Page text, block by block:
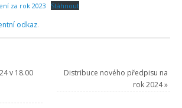
za rok 2023 Stáhnout
odkaz.
v 18.00
Distribuce nového předpisu na
rok 2024»